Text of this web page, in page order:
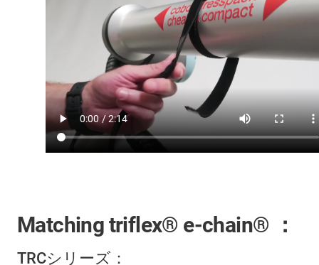
Matching triflex® e-chain® ：
TRCシリーズ：